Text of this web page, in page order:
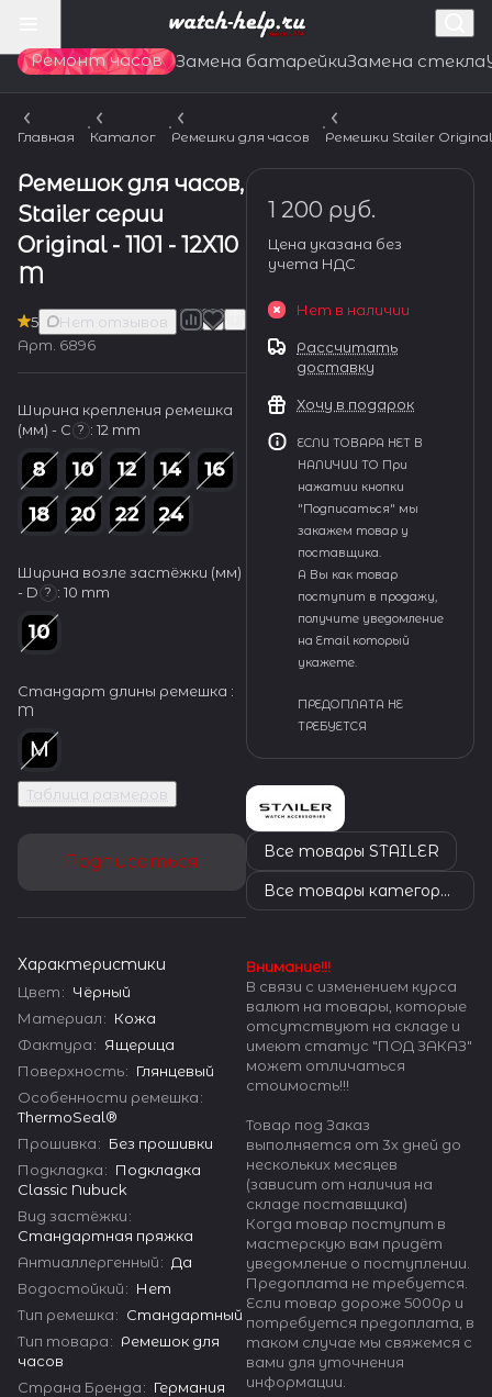
Ремонт часов Замена батарейкиЗамена стекла
Главная Каталог Ремешки для часов Ремешки Stailer Original
Ремешок для часов,
Stailer серии
Original - 1101 - 12X10
M
5
Нет отзывов
Арт. 6896
Ширина крепления ремешка
(мм) - С ? : 12 mm
Ширина возле застёжки (мм)
- D ? : 10 mm
Стандарт длины ремешка :
M
Таблица размеров
Подписаться
Характеристики
Цвет: Чёрный
Материал: Кожа
Фактура: Ящерица
Поверхность: Глянцевый
Особенности ремешка:
ThermoSeal®
Прошивка: Без прошивки
Подкладка: Подкладка
Classic Nubuck
Вид застёжки:
Стандартная пряжка
Антиаллергенный: Да
Водостойкий: Нет
Тип ремешка: Стандартный
Тип товара: Ремешок для
часов
Страна Бренда: Германия
1 200 руб.
Цена указана без
учета НДС
Нет в наличии
Рассчитать
доставку
Хочу в подарок
ЕСЛИ ТОВАРА НЕТ В
НАЛИЧИИ ТО При
нажатии кнопки
"Подписаться" мы
закажем товар у
поставщика.
А Вы как товар
поступит в продажу,
получите уведомление
на Email который
укажете.
ПРЕДОПЛАТА НЕ
ТРЕБУЕТСЯ
Все товары STAILER
Все товары категории
Внимание!!!
В связи с изменением курса
валют на товары, которые
отсутствуют на складе и
имеют статус "ПОД ЗАКАЗ"
может отличаться
стоимость!!!
Товар под Заказ
выполняется от 3х дней до
нескольких месяцев
(зависит от наличия на
складе поставщика)
Когда товар поступит в
мастерскую вам придёт
уведомление о поступлении.
Предоплата не требуется.
Если товар дороже 5000р и
потребуется предоплата, в
таком случае мы свяжемся с
вами для уточнения
информации.